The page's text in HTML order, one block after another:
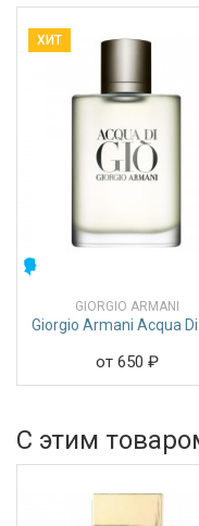
ХИТ
GIORGIO ARMANI
Giorgio Armani Acqua Di
от 650 ₽
С этим